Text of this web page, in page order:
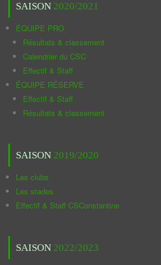
SAISON 2020/2021
ÉQUIPE PRO
Résultats & classement
Calendrier du CSC
Effectif & Staff
ÉQUIPE RÉSERVE
Effectif & Staff
Résultats & classement
SAISON 2019/2020
Les clubs
Les stades
Effectif & Staff CSConstantine
SAISON 2022/2023